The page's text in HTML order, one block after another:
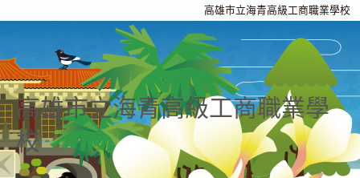
高雄市立海青高級工商職業學校
高雄市立海青高級工商職業學
校